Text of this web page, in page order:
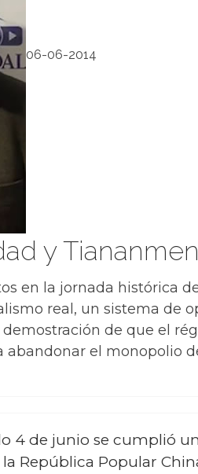
06-06-2014
y Tiananmen
en la jornada histórica
real, un sistema de
de que el
abandonar el monopolio
4 de junio se cumplió
República Popular